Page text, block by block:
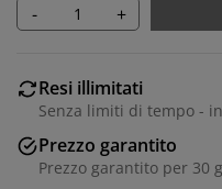
- +
Resi illimitati
Senza limiti di tempo -
Prezzo garantito
Prezzo garantito per 30